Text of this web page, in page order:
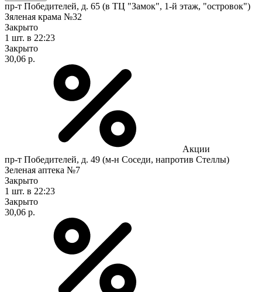
пр-т Победителей, д. 65 (в ТЦ "Замок", 1-й этаж, "островок")
Зяленая крама №32
Закрыто
1 шт. в 22:23
Закрыто
30,06 р.
Акции
пр-т Победителей, д. 49 (м-н Соседи, напротив Стеллы)
Зеленая аптека №7
Закрыто
1 шт. в 22:23
Закрыто
30,06 р.